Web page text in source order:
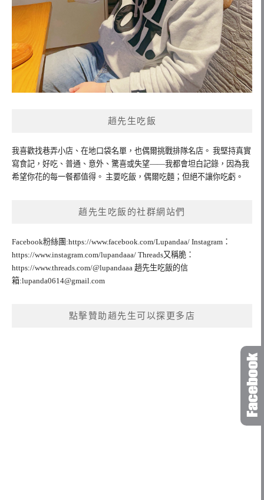
趙先生吃飯
我喜歡找巷弄小店、在地口袋名單，也偶爾挑戰排隊名店。 我堅持真實
寫食記，好吃、普通、意外、驚喜或失望——我都會坦白記錄，因為我
希望你花的每一餐都值得。 主要吃飯，偶爾吃麵；但絕不讓你吃虧。
趙先生吃飯的社群網站們
Facebook粉絲團:https://www.facebook.com/Lupandaa/ Instagram：
https://www.instagram.com/lupandaaa/ Threads又稱脆：
https://www.threads.com/@lupandaaa 趙先生吃飯的信
箱:lupanda0614@gmail.com
點擊贊助趙先生可以探更多店